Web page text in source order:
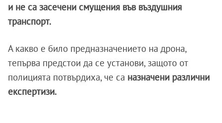
и не са засечени смущения във въздушния
транспорт.
А какво е било предназначението на дрона,
тепърва предстои да се установи, защото от
полицията потвърдиха, че са назначени различни
експертизи.